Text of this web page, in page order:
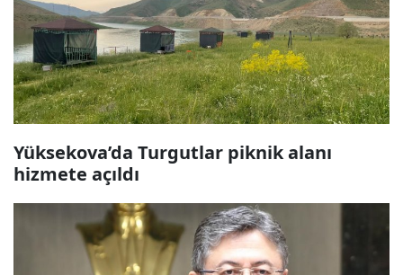
Yüksekova’da Turgutlar piknik alanı
hizmete açıldı